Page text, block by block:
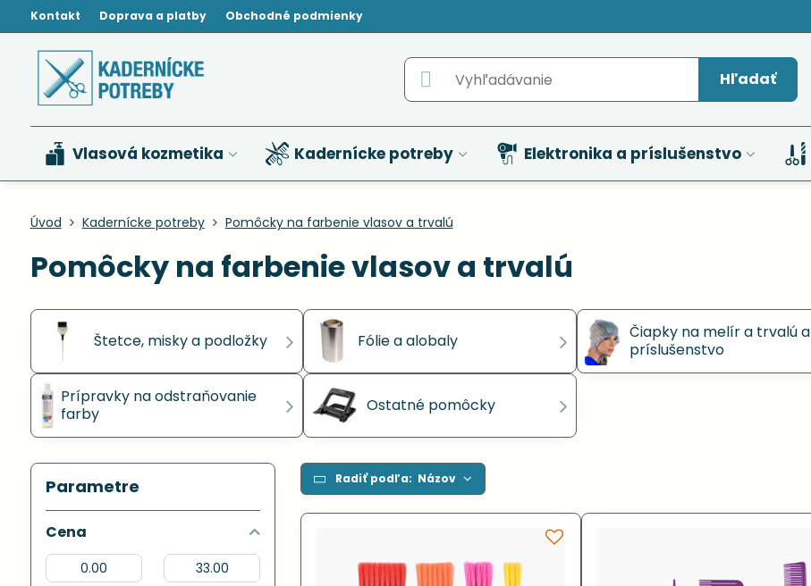
Kontakt Doprava a platby Obchodné podmienky
Hľadať
Vlasová kozmetika Kadernícke potreby Elektronika a príslušenstvo
Úvod Kadernícke potreby Pomôcky na farbenie vlasov a trvalú
Pomôcky na farbenie vlasov a trvalú
Štetce, misky a podložky Fólie a alobaly
Čiapky na melír a trvalú a
príslušenstvo
Prípravky na odstraňovanie
farby
Ostatné pomôcky
Radiť podľa: Názov
Parametre
Cena
Od:
Do: